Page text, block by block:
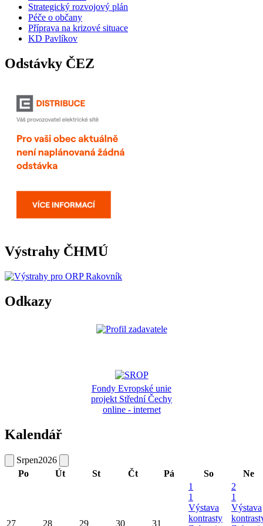
Strategický rozvojový plán
Péče o občany
Příprava na krizové situace
KD Pavlíkov
Odstávky ČEZ
Výstrahy ČHMÚ
Odkazy
Fondy Evropské unie
projekt Střední Čechy
online - internet
Kalendář
Srpen2026
Po
Út St Čt Pá So Ne
27 28 29 30 31
1
1
Výstava
kontrasty
2
1
Výstava